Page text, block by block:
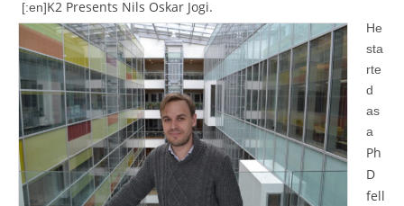
[:en]K2 Presents Nils Oskar Jogi.
He
sta
rte
d
as
a
Ph
D
fell